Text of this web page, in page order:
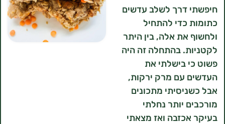
דרך לשלב עדשים
כדי להתחיל
את אלה, בין היתר
בהתחלה זה היה
בישלתי את
עם מרק ירקות,
מתכונים
יותר נחלתי
ואז מצאתי